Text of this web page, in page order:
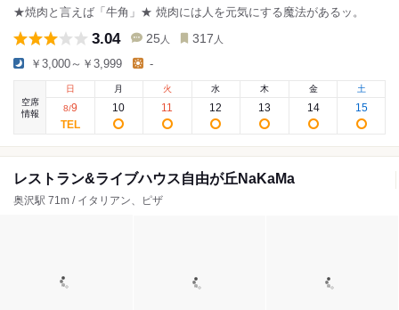
★焼肉と言えば「牛角」★ 焼肉には人を元気にする魔法があるッ。
3.04 25 人 317 人
￥3,000～￥3,999 -
空席
情報
日
8/9
月
10
火
11
水
12
木
13
金
14
土
15
レストラン&ライブハウス自由が丘NaKaMa
奥沢駅 71m / イタリアン、ピザ